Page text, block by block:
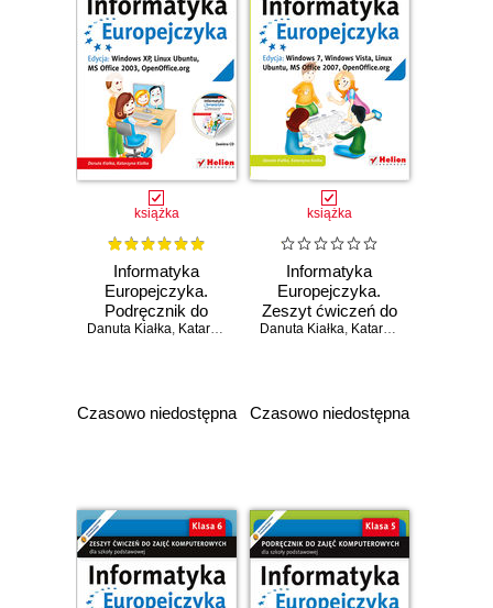
książka
Informatyka
Europejczyka.
Podręcznik do
zajęć
Edycja: Windows
XP, Linux Ubuntu,
Danuta Kiałka, Katarzyna Kiałka
Czasowo niedostępna
książka
Informatyka
Europejczyka.
Zeszyt ćwiczeń do
zajęć
Edycja: Windows
7, Windows Vista,
(Wydanie II)
Danuta Kiałka, Katarzyna Kiałka
Czasowo niedostępna